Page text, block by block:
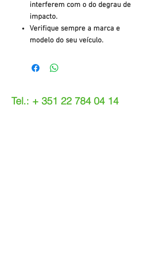
interferem com o do degrau de
impacto.
Verifique sempre a marca e
modelo do seu veículo.
Tel.: + 351 22 784 04 14